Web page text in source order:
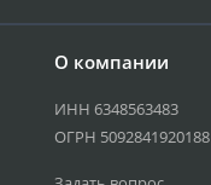
О компании
ИНН 6348563483
ОГРН 5092841920188